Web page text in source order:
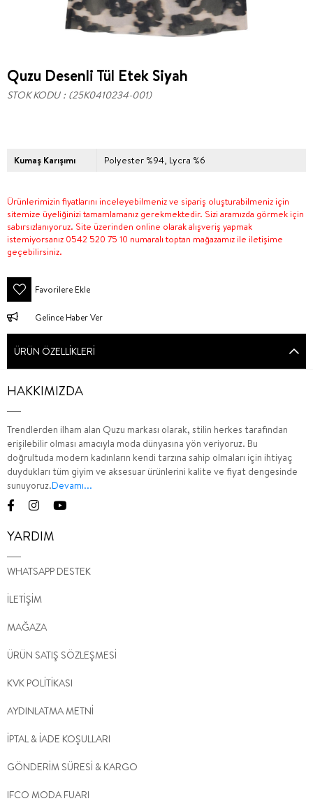
Quzu Desenli Tül Etek Siyah
STOK KODU (25K0410234-001)
Kumaş Karışımı Polyester %94, Lycra %6
Ürünlerimizin fiyatlarını inceleyebilmeniz ve sipariş oluşturabilmeniz için
sitemize üyeliğinizi tamamlamanız gerekmektedir. Sizi aramızda görmek için
sabırsızlanıyoruz. Site üzerinden online olarak alışveriş yapmak
istemiyorsanız 0542 520 75 10 numaralı toptan mağazamız ile iletişime
geçebilirsiniz.
Favorilere Ekle
Gelince Haber Ver
ÜRÜN ÖZELLIKLERI
HAKKIMIZDA
Trendlerden ilham alan Quzu markası olarak, stilin herkes tarafından
erişilebilir olması amacıyla moda dünyasına yön veriyoruz. Bu
doğrultuda modern kadınların kendi tarzına sahip olmaları için ihtiyaç
duydukları tüm giyim ve aksesuar ürünlerini kalite ve fiyat dengesinde
sunuyoruz.Devamı...
YARDIM
WHATSAPP DESTEK
İLETİŞİM
MAĞAZA
ÜRÜN SATIŞ SÖZLEŞMESİ
KVK POLİTİKASI
AYDINLATMA METNİ
İPTAL & İADE KOŞULLARI
GÖNDERİM SÜRESİ & KARGO
IFCO MODA FUARI